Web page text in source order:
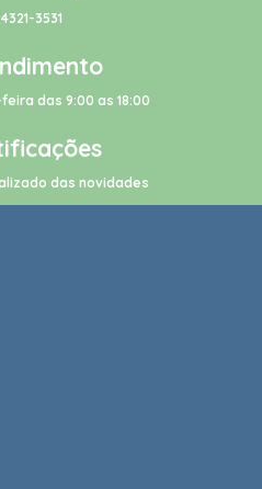
4321-3531
das 9:00 as 18:00
das novidades